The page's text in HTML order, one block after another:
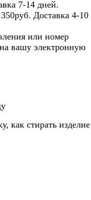
7-14 дней.
Доставка 4-10
или номер
вашу электронную